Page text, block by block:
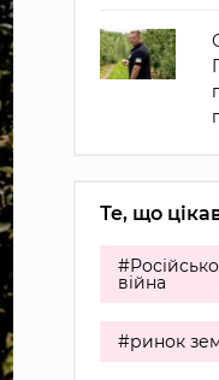
Те, що
війна
#ринок